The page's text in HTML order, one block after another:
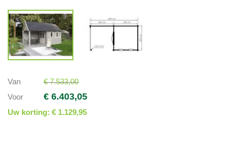
Van
€ 7.533,00
Voor
€ 6.403,05
Uw korting: € 1.129,95